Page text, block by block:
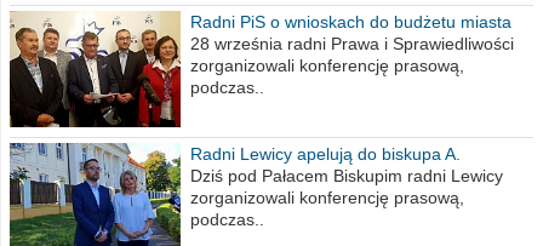
Radni PiS o wnioskach do budżetu miasta
na 2021 rok
28 września radni Prawa i Sprawiedliwości
zorganizowali konferencję prasową,
podczas..
Radni Lewicy apelują do biskupa A.
Wiesława Meringa
Dziś pod Pałacem Biskupim radni Lewicy
zorganizowali konferencję prasową,
podczas..